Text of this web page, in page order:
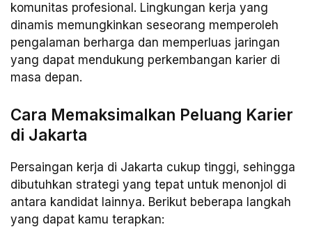
komunitas profesional. Lingkungan kerja yang
dinamis memungkinkan seseorang memperoleh
pengalaman berharga dan memperluas jaringan
yang dapat mendukung perkembangan karier di
masa depan.
Cara Memaksimalkan Peluang Karier
di Jakarta
Persaingan kerja di Jakarta cukup tinggi, sehingga
dibutuhkan strategi yang tepat untuk menonjol di
antara kandidat lainnya. Berikut beberapa langkah
yang dapat kamu terapkan: